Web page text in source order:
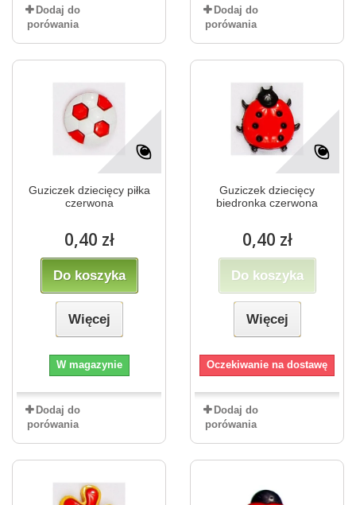
Dodaj do
porówania
Dodaj do
porówania
Guziczek dziecięcy piłka
czerwona
0,40 zł
Do koszyka
Więcej
W magazynie
Dodaj do
porówania
Guziczek dziecięcy
biedronka czerwona
0,40 zł
Do koszyka
Więcej
Oczekiwanie na dostawę
Dodaj do
porówania